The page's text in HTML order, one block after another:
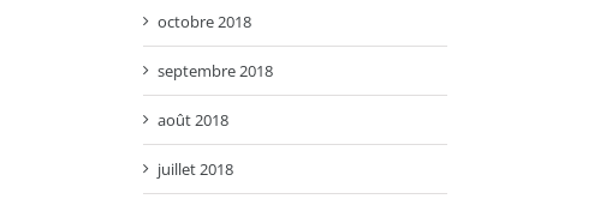
octobre 2018
septembre 2018
août 2018
juillet 2018